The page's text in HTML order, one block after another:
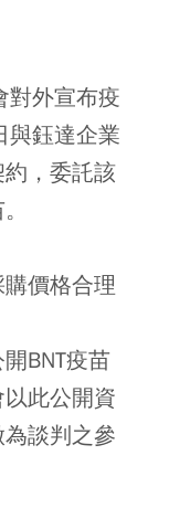
對外宣布疫
與鈺達企業
，委託該
價格合理
BNT疫苗
此公開資
談判之參